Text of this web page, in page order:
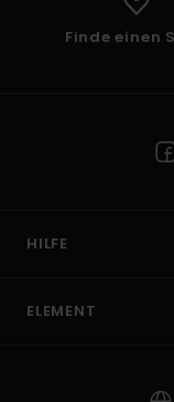
Finde einen
HILFE
ELEMENT